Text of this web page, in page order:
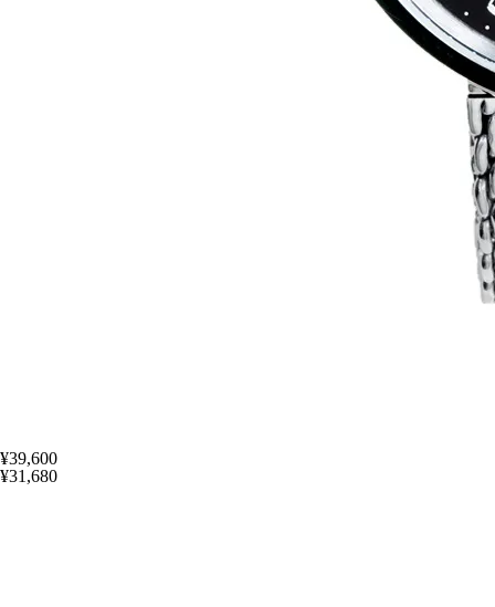
¥39,600
¥31,680